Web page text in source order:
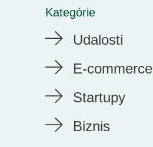
Kategórie
Udalosti
E-commerce
Startupy
Biznis